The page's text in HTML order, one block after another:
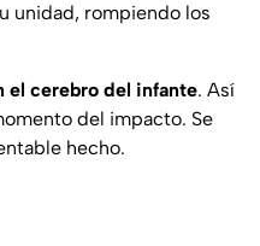
unidad, rompiendo los
el cerebro del infante. Así
del impacto. Se
hecho.